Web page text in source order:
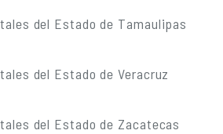
del Estado de Tamaulipas
del Estado de Veracruz
del Estado de Zacatecas